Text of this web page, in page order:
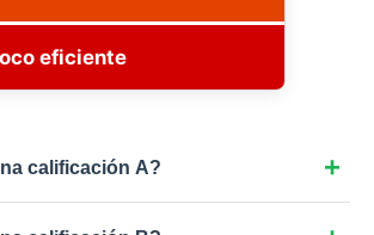
eficiente
calificación A?
Viviendas con consumo casi